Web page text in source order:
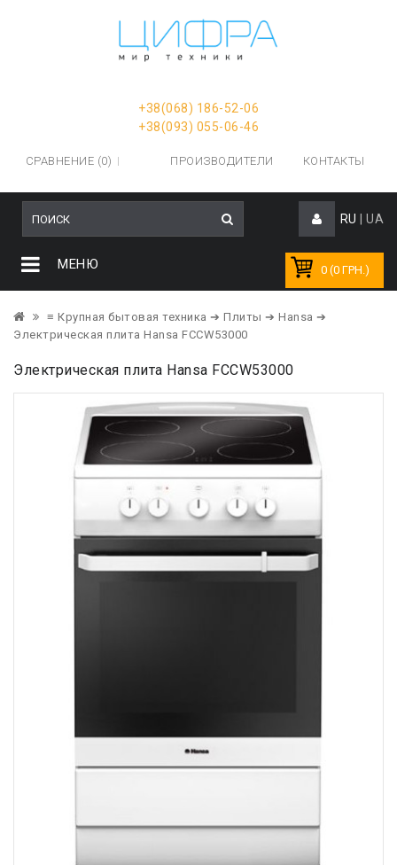
+38(068) 186-52-06
+38(093) 055-06-46
СРАВНЕНИЕ (0) ПРОИЗВОДИТЕЛИ КОНТАКТЫ
RU UA
0 (0 ГРН.)
МЕНЮ
≡ Крупная бытовая техника ➔ Плиты ➔ Hansa ➔
Электрическая плита Hansa FCCW53000
Электрическая плита Hansa FCCW53000